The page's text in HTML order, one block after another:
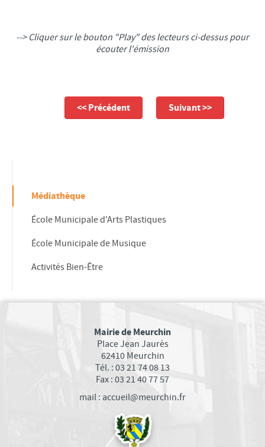
CENTRE PERMANENT DU MERCREDI
SÉJOURS JEUNESSE VACANCES
AUTRES SERVICES
Approbation du Plan Local d'Urbanisme
BÂTIMENTS COMMUNAUX
POLICE MUNICIPALE
Relais Assistantes Maternelles
Consultation des Nourrissons
Sejours seniors
Semaine Bleue du 5 au 10 octobre 2021
Festivités de Noël Seniors 2022
CIMETIÈRE DE MEURCHIN
GALERIE PHOTOS
--> Cliquer sur le bouton "Play" des lecteurs ci-dessus pour
écouter l'émission
<< Précédent Suivant >>
Médiathèque
École Municipale d'Arts Plastiques
École Municipale de Musique
Activités Bien-Être
Mairie de Meurchin
Place Jean Jaurès
62410 Meurchin
Tél. : 03 21 74 08 13
Fax : 03 21 40 77 57
mail : accueil@meurchin.fr